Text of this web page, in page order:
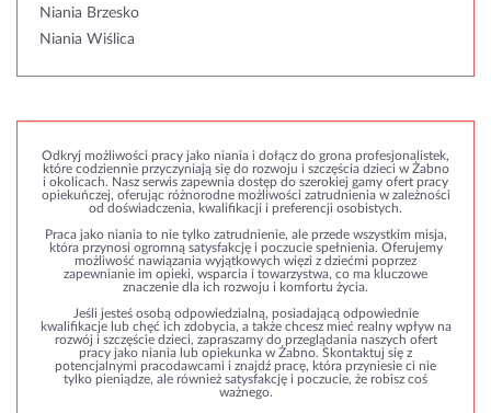
Niania Brzesko
Niania Wiślica
Odkryj możliwości pracy jako niania i dołącz do grona profesjonalistek,
które codziennie przyczyniają się do rozwoju i szczęścia dzieci w Żabno
i okolicach. Nasz serwis zapewnia dostęp do szerokiej gamy ofert pracy
opiekuńczej, oferując różnorodne możliwości zatrudnienia w zależności
od doświadczenia, kwalifikacji i preferencji osobistych.
Praca jako niania to nie tylko zatrudnienie, ale przede wszystkim misja,
która przynosi ogromną satysfakcję i poczucie spełnienia. Oferujemy
możliwość nawiązania wyjątkowych więzi z dziećmi poprzez
zapewnianie im opieki, wsparcia i towarzystwa, co ma kluczowe
znaczenie dla ich rozwoju i komfortu życia.
Jeśli jesteś osobą odpowiedzialną, posiadającą odpowiednie
kwalifikacje lub chęć ich zdobycia, a także chcesz mieć realny wpływ na
rozwój i szczęście dzieci, zapraszamy do przeglądania naszych ofert
pracy jako niania lub opiekunka w Żabno. Skontaktuj się z
potencjalnymi pracodawcami i znajdź pracę, która przyniesie ci nie
tylko pieniądze, ale również satysfakcję i poczucie, że robisz coś
ważnego.